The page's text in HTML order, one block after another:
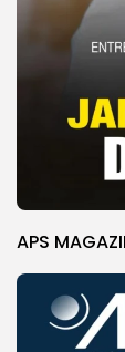
APS